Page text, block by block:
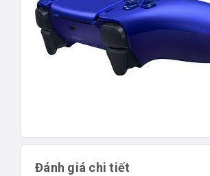
Đánh giá chi tiết